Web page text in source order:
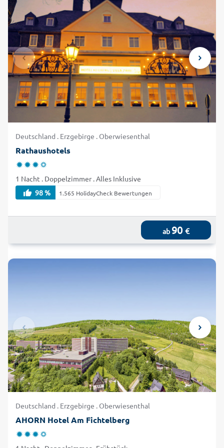
Sie sich entscheiden, Ihr Urlaub in Oberwiesenthal wird
sicher zum Erlebnis! Buchen Sie Ihre Reise ins Erzgebirge
jetzt hier mit alltours besonders günstig und unkompliziert!
Deutschland . Erzgebirge . Oberwiesenthal
Rathaushotels
1 Nacht . Doppelzimmer . Alles Inklusive
98 %
1.565 HolidayCheck Bewertungen
ab 90 €
Deutschland . Erzgebirge . Oberwiesenthal
AHORN Hotel Am Fichtelberg